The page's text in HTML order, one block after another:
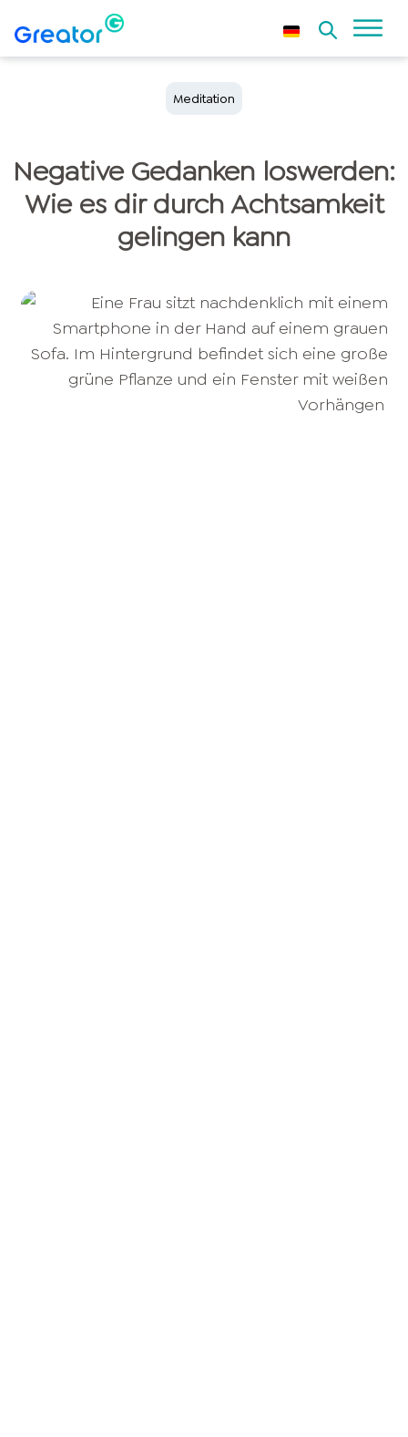
Meditation
Negative Gedanken loswerden:
Wie es dir durch Achtsamkeit
gelingen kann